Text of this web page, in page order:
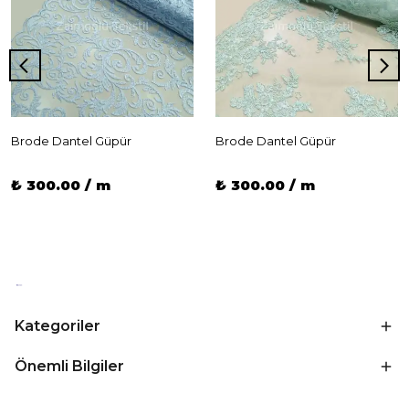
Brode Dantel Güpür
₺ 300.00 / m
Brode Dantel Güpür
₺ 300.00 / m
Kategoriler
Önemli Bilgiler